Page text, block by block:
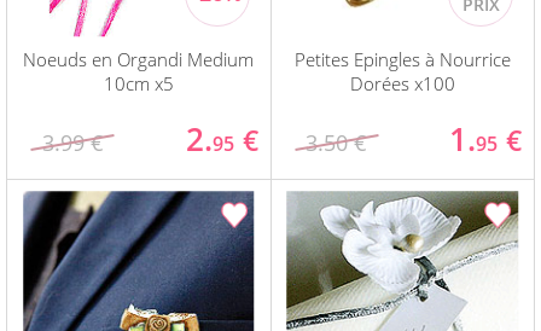
Noeuds en Organdi Medium
10cm x5
3.99 € 2.95 €
Petites Epingles à Nourrice
Dorées x100
3.50 € 1.95 €